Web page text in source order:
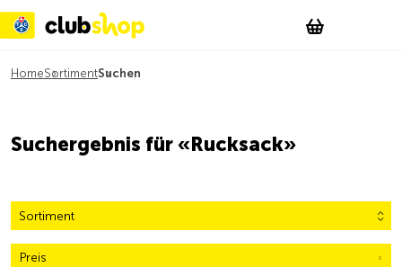
Account
WishList
HomeSortimentSuchen
Suchergebnis für «Rucksack»
Sortiment
Preis